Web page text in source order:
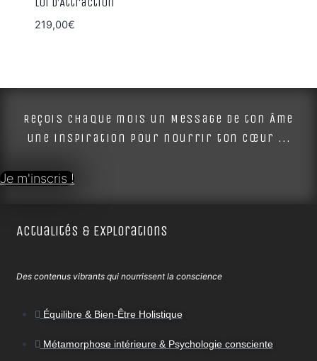
219,00€
Reçois chaque mois un Message de ton Âme
une inspiration pour nourrir ton cœur ...
Je m'inscris !
Actualités & Explorations
Des contenus vibrants qui nourrissent la conscience
Équilibre & Bien-Être Holistique
Métamorphose intérieure & Psychologie consciente